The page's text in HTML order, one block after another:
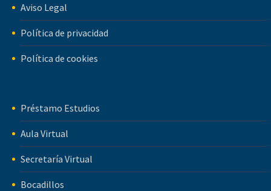
Aviso Legal
Política de privacidad
Política de cookies
Préstamo Estudios
Aula Virtual
Secretaría Virtual
Bocadillos